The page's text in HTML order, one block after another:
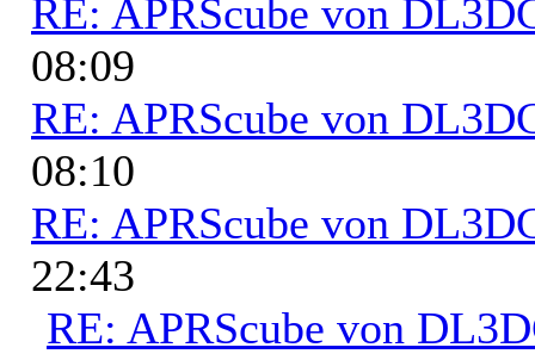
RE: APRScube von
08:09
RE: APRScube von
08:10
RE: APRScube von
22:43
RE: APRScube von